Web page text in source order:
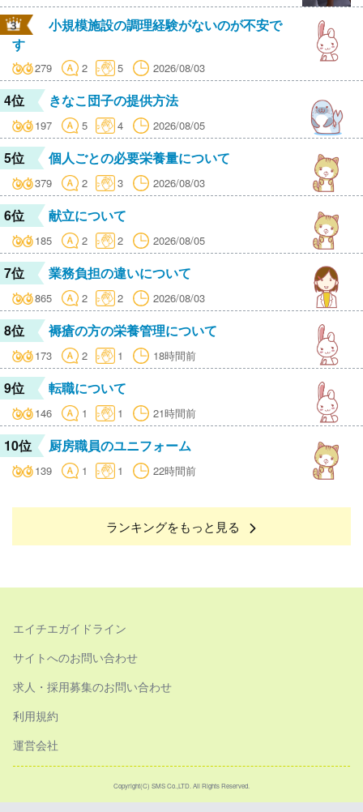
小規模施設の調理経験がないのが不安で
す
279 2 5 2026/08/03
4位 きなこ団子の提供方法
197 5 4 2026/08/05
5位 個人ごとの必要栄養量について
379 2 3 2026/08/03
6位 献立について
185 2 2 2026/08/05
7位 業務負担の違いについて
865 2 2 2026/08/03
8位 褥瘡の方の栄養管理について
173 2 1 18時間前
9位 転職について
146 1 1 21時間前
10位 厨房職員のユニフォーム
139 1 1 22時間前
ランキングをもっと見る
エイチエガイドライン
サイトへのお問い合わせ
求人・採用募集のお問い合わせ
利用規約
運営会社
Copyright(C) SMS Co.,LTD. All Rights Reserved.